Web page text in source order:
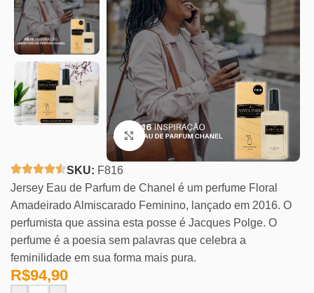
Clique para ampliar
SKU: F816
Jersey Eau de Parfum de Chanel é um perfume Floral
Amadeirado Almiscarado Feminino, lançado em 2016. O
perfumista que assina esta posse é Jacques Polge. O
perfume é a poesia sem palavras que celebra a
feminilidade em sua forma mais pura.
R$94,90